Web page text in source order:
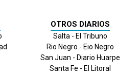
OTROS DIARIOS
Salta - El Tribuno
Rio Negro - Eio Negro
San Juan - Diario Huarpe
Santa Fe - El Litoral